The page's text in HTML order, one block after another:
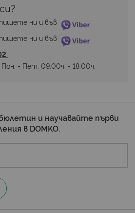
ни и във
ни и във
- Пет. 09:00ч. - 18:00ч.
и научавайте първи
в DOMKO.